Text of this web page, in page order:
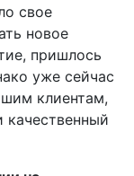
свое
новое
пришлось
уже сейчас
клиентам,